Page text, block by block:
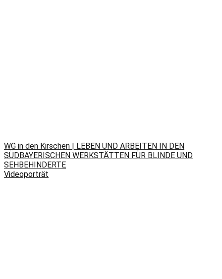
WG in den Kirschen | LEBEN UND ARBEITEN IN DEN
SÜDBAYERISCHEN WERKSTÄTTEN FÜR BLINDE UND
SEHBEHINDERTE
Videoporträt